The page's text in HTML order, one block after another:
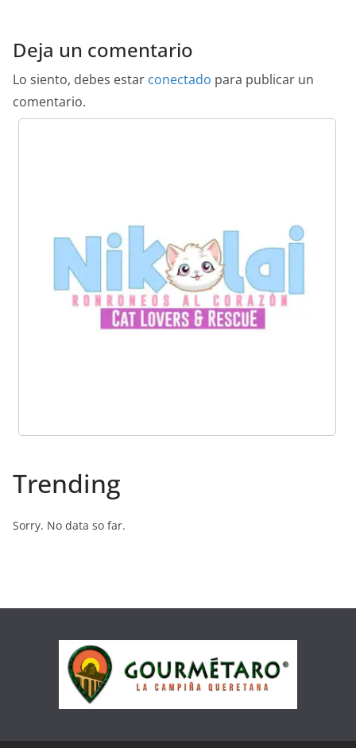
Deja un comentario
Lo siento, debes estar conectado para publicar un
comentario.
Trending
Sorry. No data so far.